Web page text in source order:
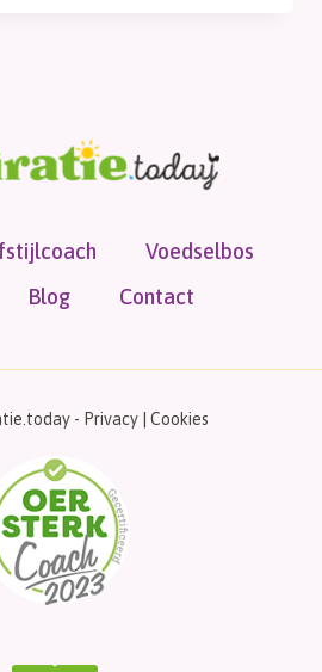
Voedselbos
Blog Contact
- Privacy| Cookies